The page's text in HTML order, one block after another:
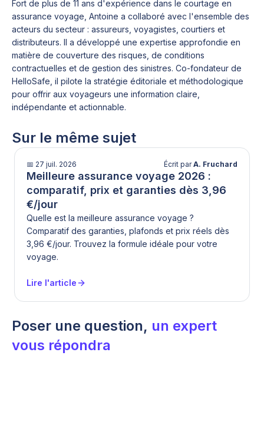
Dans ces cas, une assurance voyage spécialisée
proposée sur HelloSafe est généralement plus
adaptée.
Fort de plus de 11 ans d'expérience dans le courtage en
assurance voyage, Antoine a collaboré avec l'ensemble des
acteurs du secteur : assureurs, voyagistes, courtiers et
distributeurs. Il a développé une expertise approfondie en
matière de couverture des risques, de conditions
contractuelles et de gestion des sinistres. Co-fondateur de
HelloSafe, il pilote la stratégie éditoriale et méthodologique
pour offrir aux voyageurs une information claire,
indépendante et actionnable.
Sur le même sujet
📅 27 juil. 2026 Écrit parA. Fruchard
Meilleure assurance voyage 2026 :
comparatif, prix et garanties dès 3,96
€/jour
Quelle est la meilleure assurance voyage ?
Comparatif des garanties, plafonds et prix réels dès
3,96 €/jour. Trouvez la formule idéale pour votre
voyage.
Lire l'article
Poser une question, un expert
vous répondra